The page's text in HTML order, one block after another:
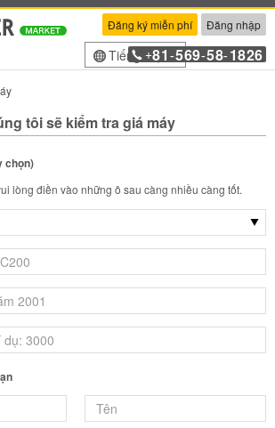
Đăng ký miễn phí Đăng nhập
Tiếng Việt
+81 -569-58-1826
tôi sẽ kiểm tra giá máy
chọn)
lòng điền vào những ô sau càng nhiều càng tốt.